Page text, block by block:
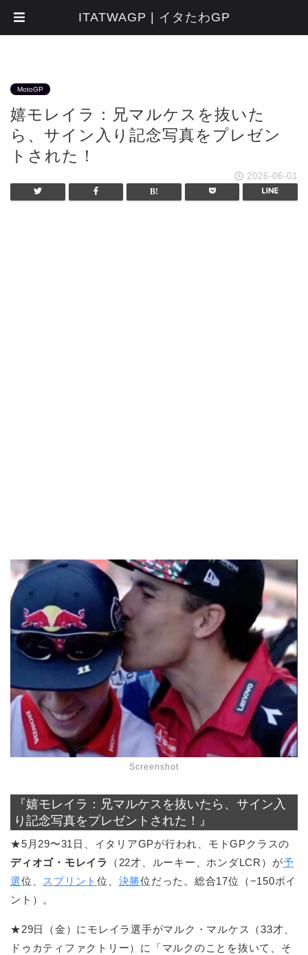
MotoGP
嬉モレイラ：兄マルケスを抜いた
ら、サイン入り記念写真をプレゼン
トされた！
2026-06-01
Screenshot
『嬉モレイラ：兄マルケスを抜いたら、サイン入
り記念写真をプレゼントされた！』
★5月29〜31日、イタリアGPが行われ、モトGPクラスの
ディオゴ・モレイラ
（22才、ルーキー、ホンダLCR）が予
選位、 スプリント位、 決勝位だった。総合17位（−150ポイ
ント）。
★29日（金）にモレイラ選手がマルク・マルケス（33才、
ドゥカティファクトリー）に「マルクのことを抜いて、そ
ITATWAGP | イタたわGP